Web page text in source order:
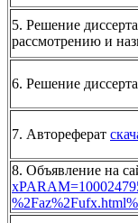
5. Решение
рассмотрению и
6. Решение
7. Автореферат
8. Объявление на